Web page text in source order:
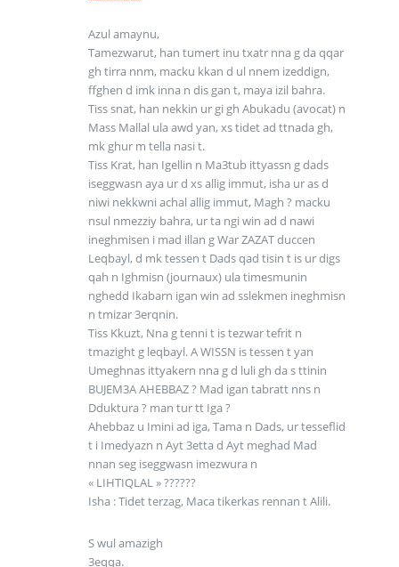
Azul amaynu,
Tamezwarut, han tumert inu txatr nna g da qqar
gh tirra nnm, macku kkan d ul nnem izeddign,
ffghen d imk inna n dis gan t, maya izil bahra.
Tiss snat, han nekkin ur gi gh Abukadu (avocat) n
Mass Mallal ula awd yan, xs tidet ad ttnada gh,
mk ghur m tella nasi t.
Tiss Krat, han Igellin n Ma3tub ittyassn g dads
iseggwasn aya ur d xs allig immut, isha ur as d
niwi nekkwni achal allig immut, Magh ? macku
nsul nmezziy bahra, ur ta ngi win ad d nawi
ineghmisen i mad illan g War ZAZAT duccen
Leqbayl, d mk tessen t Dads qad tisin t is ur digs
qah n Ighmisn (journaux) ula timesmunin
nghedd Ikabarn igan win ad sslekmen ineghmisn
n tmizar 3erqnin.
Tiss Kkuzt, Nna g tenni t is tezwar tefrit n
tmazight g leqbayl. A WISSN is tessen t yan
Umeghnas ittyakern nna g d luli gh da s ttinin
BUJEM3A AHEBBAZ ? Mad igan tabratt nns n
Dduktura ? man tur tt Iga ?
Ahebbaz u Imini ad iga, Tama n Dads, ur tesseflid
t i Imedyazn n Ayt 3etta d Ayt meghad Mad
nnan seg iseggwasn imezwura n
« LIHTIQLAL » ??????
Isha : Tidet terzag, Maca tikerkas rennan t Alili.
S wul amazigh
3eqqa.